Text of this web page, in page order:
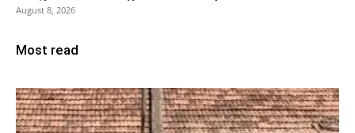
August 8, 2026
Most read